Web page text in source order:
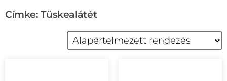
Címke: Tüskealátét